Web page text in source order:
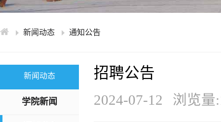
新闻动态 通知公告
新闻动态
学院新闻
招聘公告
2024-07-12 浏览量